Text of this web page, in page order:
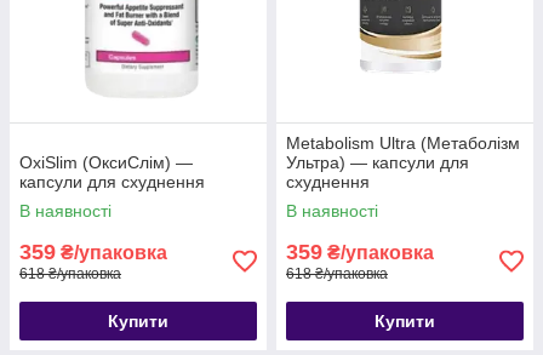
OxiSlim (ОксиСлім) —
капсули для схуднення
В наявності
359 ₴/упаковка
618 ₴/упаковка
Купити
Metabolism Ultra (Метаболізм
Ультра) — капсули для
схуднення
В наявності
359 ₴/упаковка
618 ₴/упаковка
Купити